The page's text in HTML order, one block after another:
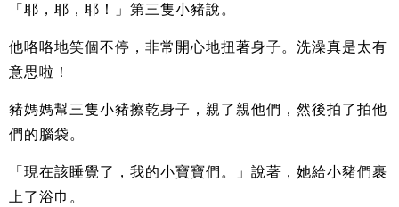
「耶，耶，耶！」第三隻小豬說。
他咯咯地笑個不停，非常開心地扭著身子。洗澡真是太有
意思啦！
豬媽媽幫三隻小豬擦乾身子，親了親他們，然後拍了拍他
們的腦袋。
「現在該睡覺了，我的小寶寶們。」說著，她給小豬們裹
上了浴巾。